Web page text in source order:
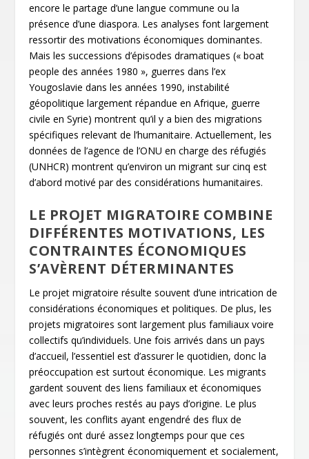
encore le partage d’une langue commune ou la
présence d’une diaspora. Les analyses font largement
ressortir des motivations économiques dominantes.
Mais les successions d’épisodes dramatiques (« boat
people des années 1980 », guerres dans l’ex
Yougoslavie dans les années 1990, instabilité
géopolitique largement répandue en Afrique, guerre
civile en Syrie) montrent qu’il y a bien des migrations
spécifiques relevant de l’humanitaire. Actuellement, les
données de l’agence de l’ONU en charge des réfugiés
(UNHCR) montrent qu’environ un migrant sur cinq est
d’abord motivé par des considérations humanitaires.
LE PROJET MIGRATOIRE COMBINE
DIFFÉRENTES MOTIVATIONS, LES
CONTRAINTES ÉCONOMIQUES
S’AVÈRENT DÉTERMINANTES
Le projet migratoire résulte souvent d’une intrication de
considérations économiques et politiques. De plus, les
projets migratoires sont largement plus familiaux voire
collectifs qu’individuels. Une fois arrivés dans un pays
d’accueil, l’essentiel est d’assurer le quotidien, donc la
préoccupation est surtout économique. Les migrants
gardent souvent des liens familiaux et économiques
avec leurs proches restés au pays d’origine. Le plus
souvent, les conflits ayant engendré des flux de
réfugiés ont duré assez longtemps pour que ces
personnes s’intègrent économiquement et socialement,